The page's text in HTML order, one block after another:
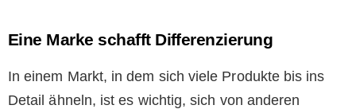
Eine Marke schafft Differenzierung
In einem Markt, in dem sich viele Produkte bis ins
Detail ähneln, ist es wichtig, sich von anderen